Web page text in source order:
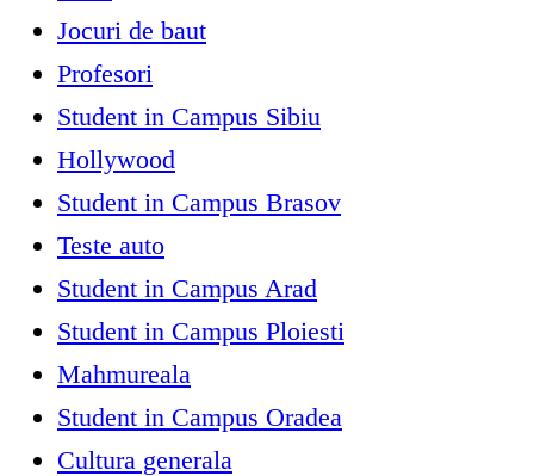
Jocuri de baut
Profesori
Student in Campus Sibiu
Hollywood
Student in Campus Brasov
Teste auto
Student in Campus Arad
Student in Campus Ploiesti
Mahmureala
Student in Campus Oradea
Cultura generala